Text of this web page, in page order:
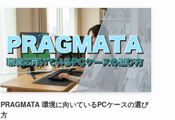
PRAGMATA 環境に向いているPCケースの選び
方